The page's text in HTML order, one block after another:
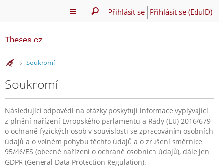
Přihlásit se Přihlásit se (EduID)
Theses.cz
>
Soukromí
Soukromí
Následující odpovědi na otázky poskytují informace vyplývající
z plnění nařízení Evropského parlamentu a Rady (EU) 2016/679
o ochraně fyzických osob v souvislosti se zpracováním osobních
údajů a o volném pohybu těchto údajů a o zrušení směrnice
95/46/ES (obecné nařízení o ochraně osobních údajů), dále jen
GDPR (General Data Protection Regulation).